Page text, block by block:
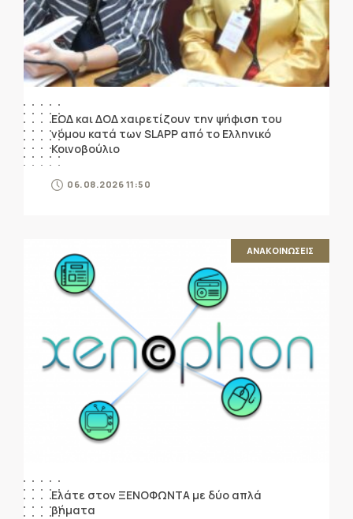
ΕΟΔ και ΔΟΔ χαιρετίζουν την ψήφιση του
νόμου κατά των SLAPP από το Ελληνικό
Κοινοβούλιο
06.08.2026 11:50
ΑΝΑΚΟΙΝΩΣΕΙΣ
Ελάτε στον ΞΕΝΟΦΩΝΤΑ με δύο απλά
βήματα